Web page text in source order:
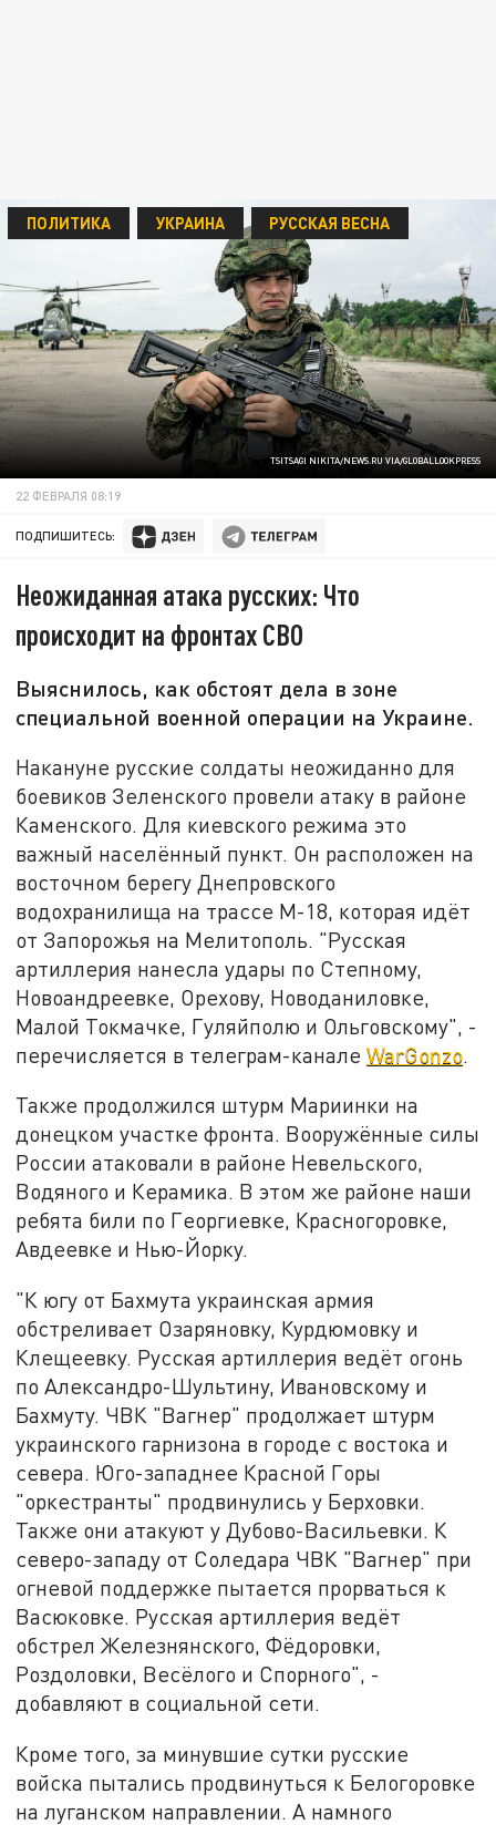
TSITSAGI NIKITA/NEWS.RU VIA/GLOBALLOOKPRESS
ПОЛИТИКА УКРАИНА РУССКАЯ ВЕСНА
22 ФЕВРАЛЯ 08:19
ПОДПИШИТЕСЬ:
Неожиданная атака русских: Что
происходит на фронтах СВО
Выяснилось, как обстоят дела в зоне
специальной военной операции на Украине.
Накануне русские солдаты неожиданно для
боевиков Зеленского провели атаку в районе
Каменского. Для киевского режима это
важный населённый пункт. Он расположен на
восточном берегу Днепровского
водохранилища на трассе М-18, которая идёт
от Запорожья на Мелитополь. "Русская
артиллерия нанесла удары по Степному,
Новоандреевке, Орехову, Новоданиловке,
Малой Токмачке, Гуляйполю и Ольговскому", -
перечисляется в телеграм-каналеWarGonzo.
Также продолжился штурм Мариинки на
донецком участке фронта. Вооружённые силы
России атаковали в районе Невельского,
Водяного и Керамика. В этом же районе наши
ребята били по Георгиевке, Красногоровке,
Авдеевке и Нью-Йорку.
"К югу от Бахмута украинская армия
обстреливает Озаряновку, Курдюмовку и
Клещеевку. Русская артиллерия ведёт огонь
по Александро-Шультину, Ивановскому и
Бахмуту. ЧВК "Вагнер" продолжает штурм
украинского гарнизона в городе с востока и
севера. Юго-западнее Красной Горы
"оркестранты" продвинулись у Берховки.
Также они атакуют у Дубово-Васильевки. К
северо-западу от Соледара ЧВК "Вагнер" при
огневой поддержке пытается прорваться к
Васюковке. Русская артиллерия ведёт
обстрел Железнянского, Фёдоровки,
Роздоловки, Весёлого и Спорного", -
добавляют в социальной сети.
Кроме того, за минувшие сутки русские
войска пытались продвинуться к Белогоровке
на луганском направлении. А намного